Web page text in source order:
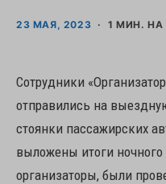
23 МАЯ, 2023 1 МИН. НА
Сотрудники
отправились на
стоянки пассажирских
выложены итоги
организаторы, были